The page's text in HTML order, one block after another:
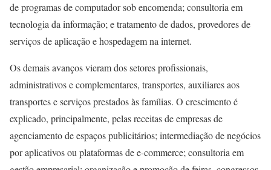
de programas de computador sob encomenda; consultoria em
tecnologia da informação; e tratamento de dados, provedores de
serviços de aplicação e hospedagem na internet.
Os demais avanços vieram dos setores profissionais,
administrativos e complementares, transportes, auxiliares aos
transportes e serviços prestados às famílias. O crescimento é
explicado, principalmente, pelas receitas de empresas de
agenciamento de espaços publicitários; intermediação de negócios
por aplicativos ou plataformas de e-commerce; consultoria em